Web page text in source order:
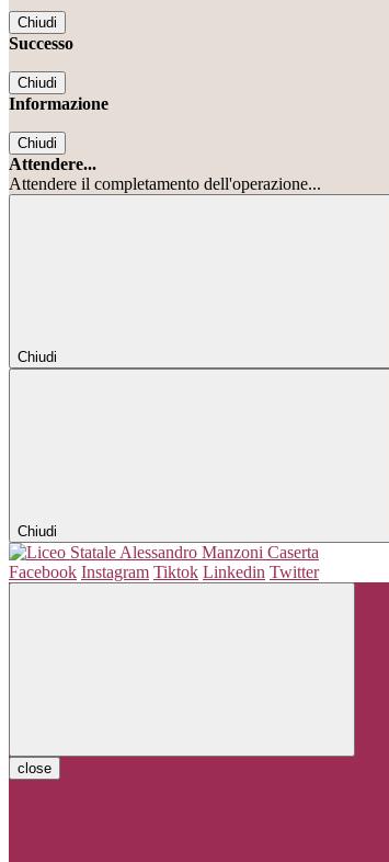
Chiudi
Successo
Chiudi
Informazione
Chiudi
Attendere...
Attendere il completamento dell'operazione...
Chiudi
Chiudi
Facebook Instagram Tiktok Linkedin Twitter
close